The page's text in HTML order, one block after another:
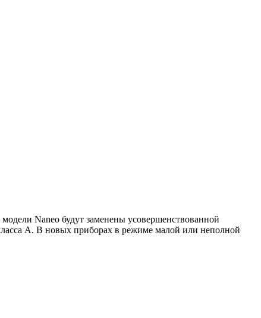
Naneo будут заменены усовершенствованной
А. В новых приборах в режиме малой или неполной